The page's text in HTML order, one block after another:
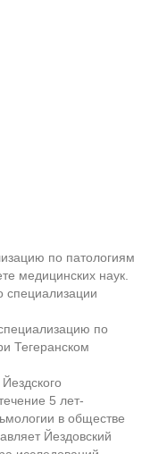
по патологиям
медицинских наук.
специализации
по
Тегеранском
5 лет-
в обществе
Йездовский